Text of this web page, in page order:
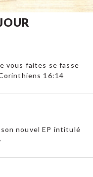
vous faites se fasse
16:14
nouvel EP intitulé